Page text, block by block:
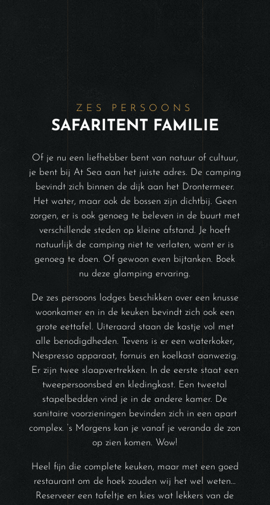
ZES PERSOONS
SAFARITENT FAMILIE
Of je nu een liefhebber bent van natuur of cultuur,
je bent bij At Sea aan het juiste adres. De camping
bevindt zich binnen de dijk aan het Drontermeer.
Het water, maar ook de bossen zijn dichtbij. Geen
zorgen, er is ook genoeg te beleven in de buurt met
verschillende steden op kleine afstand. Je hoeft
natuurlijk de camping niet te verlaten, want er is
genoeg te doen. Of gewoon even bijtanken. Boek
nu deze glamping ervaring.
De zes persoons lodges beschikken over een knusse
woonkamer en in de keuken bevindt zich ook een
grote eettafel. Uiteraard staan de kastje vol met
alle benodigdheden. Tevens is er een waterkoker,
Nespresso apparaat, fornuis en koelkast aanwezig.
Er zijn twee slaapvertrekken. In de eerste staat een
tweepersoonsbed en kledingkast. Een tweetal
stapelbedden vind je in de andere kamer. De
sanitaire voorzieningen bevinden zich in een apart
complex. ’s Morgens kan je vanaf je veranda de zon
op zien komen. Wow!
Heel fijn die complete keuken, maar met een goed
restaurant om de hoek zouden wij het wel weten…
Reserveer een tafeltje en kies wat lekkers van de